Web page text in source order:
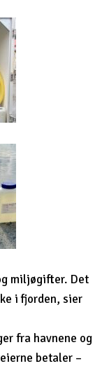
miljøgifter. Det
i fjorden, sier
fra havnene og
betaler –